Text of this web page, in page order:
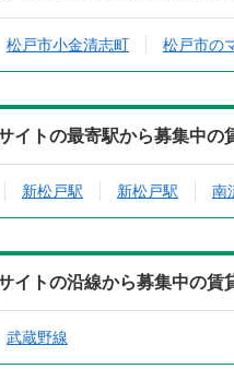
松戸市小金清志町 松戸市の
イトの最寄駅から募集中の
新松戸駅 新松戸駅 南
イトの沿線から募集中の賃
武蔵野線